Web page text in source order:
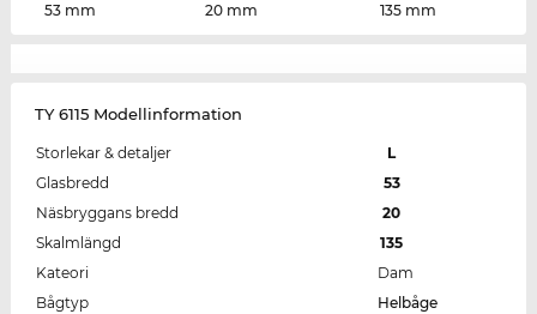
53 mm
20 mm
135 mm
TY 6115 Modellinformation
Storlekar & detaljer
L
Glasbredd
53
Näsbryggans bredd
20
Skalmlängd
135
Kateori
Dam
Bågtyp
Helbåge